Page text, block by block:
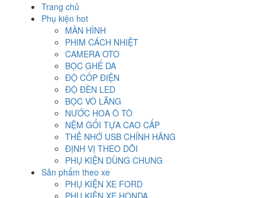
Trang chủ
Phụ kiện hot
MÀN HÌNH
PHIM CÁCH NHIỆT
CAMERA OTO
BỌC GHẾ DA
ĐỘ CỐP ĐIỆN
ĐỘ ĐÈN LED
BỌC VÔ LĂNG
NƯỚC HOA Ô TÔ
NỆM GỐI TỰA CAO CẤP
THẺ NHỚ USB CHÍNH HÃNG
ĐỊNH VỊ THEO DÕI
PHỤ KIỆN DÙNG CHUNG
Sản phẩm theo xe
PHỤ KIỆN XE FORD